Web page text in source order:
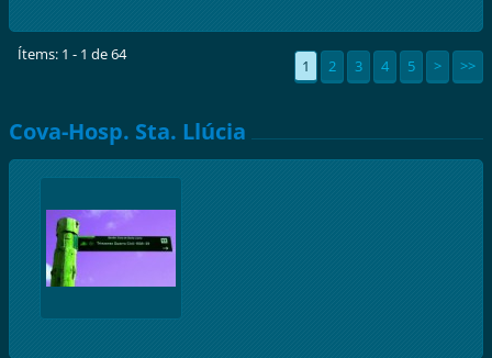
Ítems: 1 - 1 de 64
1 2 3 4 5 > >>
Cova-Hosp. Sta. Llúcia